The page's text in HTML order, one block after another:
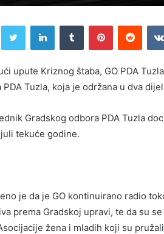
upute Kriznog štaba, GO PDA
PDA Tuzla, koja je održana u dva
Gradskog odbora PDA Tuzla
tekuće godine.
je da je GO kontinuirano radio
prema Gradskoj upravi, te da su
žena i mladih koji su